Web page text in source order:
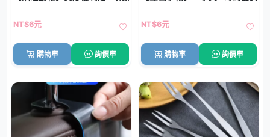
NT$6元
購物車 詢價車
NT$6元
購物車 詢價車